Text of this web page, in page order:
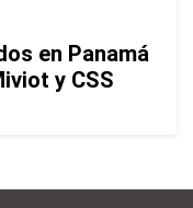
en Panamá
y CSS